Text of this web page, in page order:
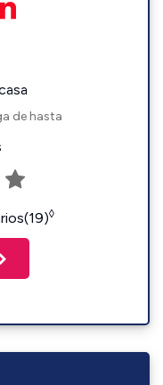
de hasta
◊